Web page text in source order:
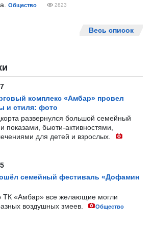
Общество 2823
Весь список
комплекс «Амбар» провел
и стиля: фото
развернулся большой семейный
показами, бьюти-активностями,
для детей и взрослых.
семейный фестиваль «Дофамин
ТК «Амбар» все желающие могли
воздушных змеев.
Общество